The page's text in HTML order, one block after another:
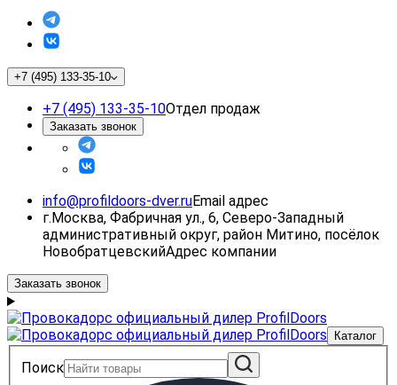
+7 (495) 133-35-10
+7 (495) 133-35-10Отдел продаж
Заказать звонок
info@profildoors-dver.ruEmail адрес
г.Москва, Фабричная ул., 6, Северо-Западный
административный округ, район Митино, посёлок
НовобратцевскийАдрес компании
Заказать звонок
Каталог
Поиск